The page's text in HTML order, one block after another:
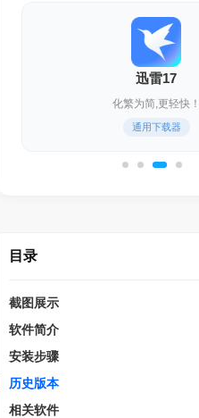
迅雷17
化繁为简,更轻快！
通用下载器
目录
截图展示
软件简介
安装步骤
历史版本
相关软件